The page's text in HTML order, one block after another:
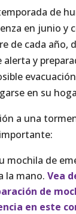
de
en junio y
de cada año,
y
en su
a una
mochila de
la mano. Vea
de
en este